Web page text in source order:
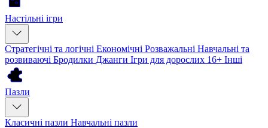
Настільні ігри
Стратегічні та логічні Економічні Розважальні Навчальні та
розвиваючі Бродилки Джанги Ігри для дорослих 16+ Інші
Пазли
Класичні пазли Навчальні пазли